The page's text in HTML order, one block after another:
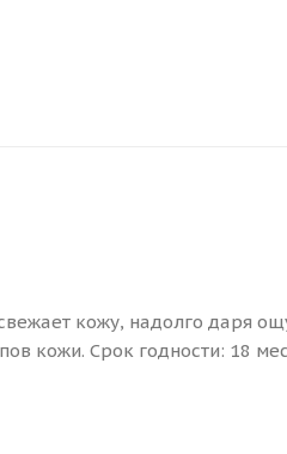
кожу, надолго даря
кожи. Срок годности: 18